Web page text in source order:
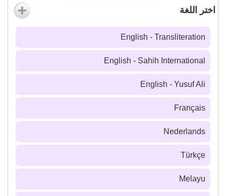
اختر اللغة
English - Transliteration
English - Sahih International
English - Yusuf Ali
Français
Nederlands
Türkçe
Melayu